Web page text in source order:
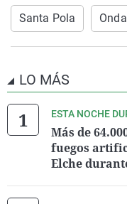
Santa Pola
LO MÁS
ESTA NOCHE
Más de
fuegos
Elche